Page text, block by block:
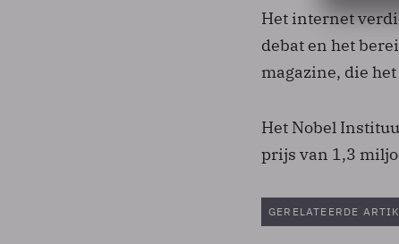
Het internet
debat en het
magazine, die
Het Nobel
prijs van 1,3
GERELATEERDE